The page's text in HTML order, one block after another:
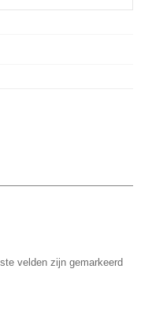
velden zijn gemarkeerd